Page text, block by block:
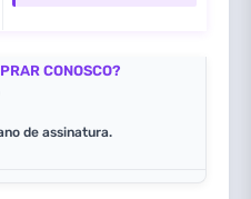
CONOSCO?
de assinatura.